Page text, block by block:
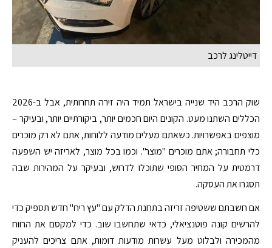
דייטלינג לרכב
שוק הרכב היד שנייה בישראל תמיד היה זירה תחרותית, אבל ב-2026
הכללים השתנו מעט. הקונים היום חכמים יותר, ביקורתיים יותר, ובעיקר –
מוצפים באפשרויות. כשאתם מעלים מודעה ללוחות, אתם לא רק מוכרים
כלי תחבורה; אתם מוכרים "מוצר". וכמו בכל מוצר, לאריזה יש השפעה
דרמטית על המחיר הסופי שתוכלו לדרוש, ובעיקר על המהירות שבה
תסגרו את העסקה.
אם חשבתם ששטיפה זריזה בתחנת הדלק עם "עץ ריח" חדש תספיק כדי
להרשים קונה פוטנציאלי, כדאי שתחשבו שוב. כדי למקסם את הרווח
מהמכירה ולבלוט מעל עשרות מודעות דומות, אתם צריכים להעניק